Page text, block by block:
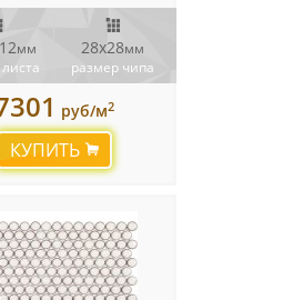
мм
28x28мм
размер чипа
руб/м2
КУПИТЬ